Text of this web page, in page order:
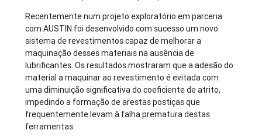
Recentemente num projeto exploratório em parceria
com AUSTIN foi desenvolvido com sucesso um novo
sistema de revestimentos capaz de melhorar a
maquinação desses materiais na ausência de
lubrificantes. Os resultados mostraram que a adesão do
material a maquinar ao revestimento é evitada com
uma diminuição significativa do coeficiente de atrito,
impedindo a formação de arestas postiças que
frequentemente levam à falha prematura destas
ferramentas.